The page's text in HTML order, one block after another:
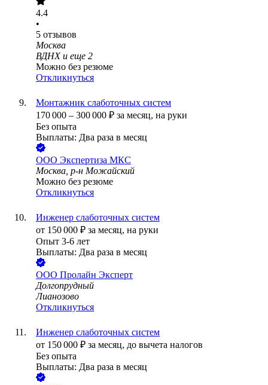
4.4
•
5 отзывов
Москва
ВДНХ и еще 2
Можно без резюме
Откликнуться
Монтажник слаботочных систем
170 000 – 300 000 ₽ за месяц, на руки
Без опыта
Выплаты: Два раза в месяц
ООО Экспертиза МКС
Москва, р-н Можайский
Можно без резюме
Откликнуться
Инженер слаботочных систем
от 150 000 ₽ за месяц, на руки
Опыт 3-6 лет
Выплаты: Два раза в месяц
ООО Пролайн Эксперт
Долгопрудный
Лианозово
Откликнуться
Инженер слаботочных систем
от 150 000 ₽ за месяц, до вычета налогов
Без опыта
Выплаты: Два раза в месяц